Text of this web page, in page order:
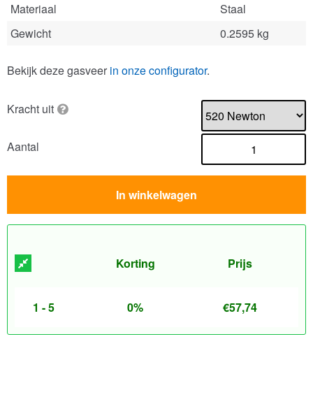
Materiaal
Staal
Gewicht
0.2595 kg
Bekijk deze gasveer in onze configurator.
Kracht uit
Aantal
In winkelwagen
Korting Prijs
1 - 5 0% €57,74